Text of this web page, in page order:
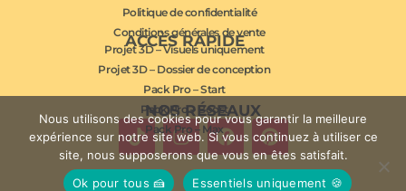
NOS RÉSEAUX
ACCÈS RAPIDE
Projet 3D – Visuels uniquement
Projet 3D – Dossier de conception
Pack Pro – Start
Pack Pro – Boost
Pack Pro – Max
Politique de confidentialité
Conditions générales de vente
Nous utilisons des cookies pour vous garantir la meilleure
expérience sur notre site web. Si vous continuez à utiliser ce
site, nous supposerons que vous en êtes satisfait.
Ok pour tous 🍰
Essentiels uniquement 🍪